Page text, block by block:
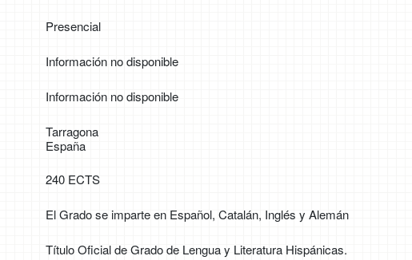
Presencial
Información no disponible
Información no disponible
Tarragona
España
240 ECTS
El Grado se imparte en Español, Catalán, Inglés y Alemán
Título Oficial de Grado de Lengua y Literatura Hispánicas.